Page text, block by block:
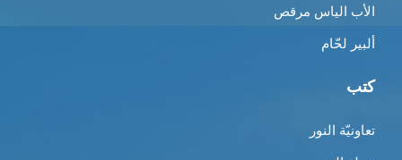
الأب الياس مرقص
ألبير لحّام
كتب
تعاونيّة النور